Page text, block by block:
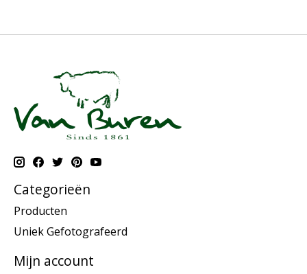
Categorieën
Producten
Uniek Gefotografeerd
Mijn account